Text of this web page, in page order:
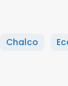
Chalco